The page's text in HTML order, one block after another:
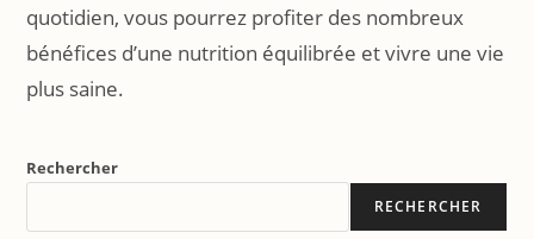
quotidien, vous pourrez profiter des nombreux
bénéfices d’une nutrition équilibrée et vivre une vie
plus saine.
Rechercher
RECHERCHER